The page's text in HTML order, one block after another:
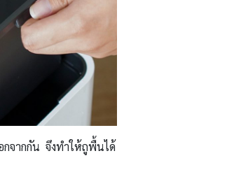
จากกัน จึงทำให้ถูพื้นได้